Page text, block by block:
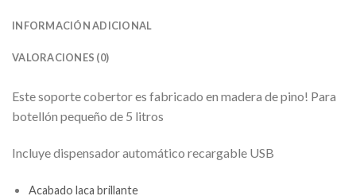
INFORMACIÓN ADICIONAL
VALORACIONES (0)
Este soporte cobertor es fabricado en madera de pino! Para
botellón pequeño de 5 litros
Incluye dispensador automático recargable USB
Acabado laca brillante